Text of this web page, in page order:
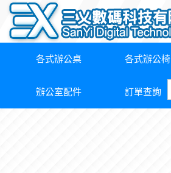
各式辦公桌 各式辦公椅
辦公室配件 訂單查詢